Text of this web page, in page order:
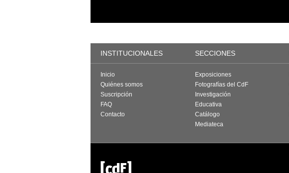
INSTITUCIONALES SECCIONES
Inicio
Quiénes somos
Suscripción
FAQ
Contacto
Exposiciones
Fotografías del CdF
Investigación
Educativa
Catálogo
Mediateca